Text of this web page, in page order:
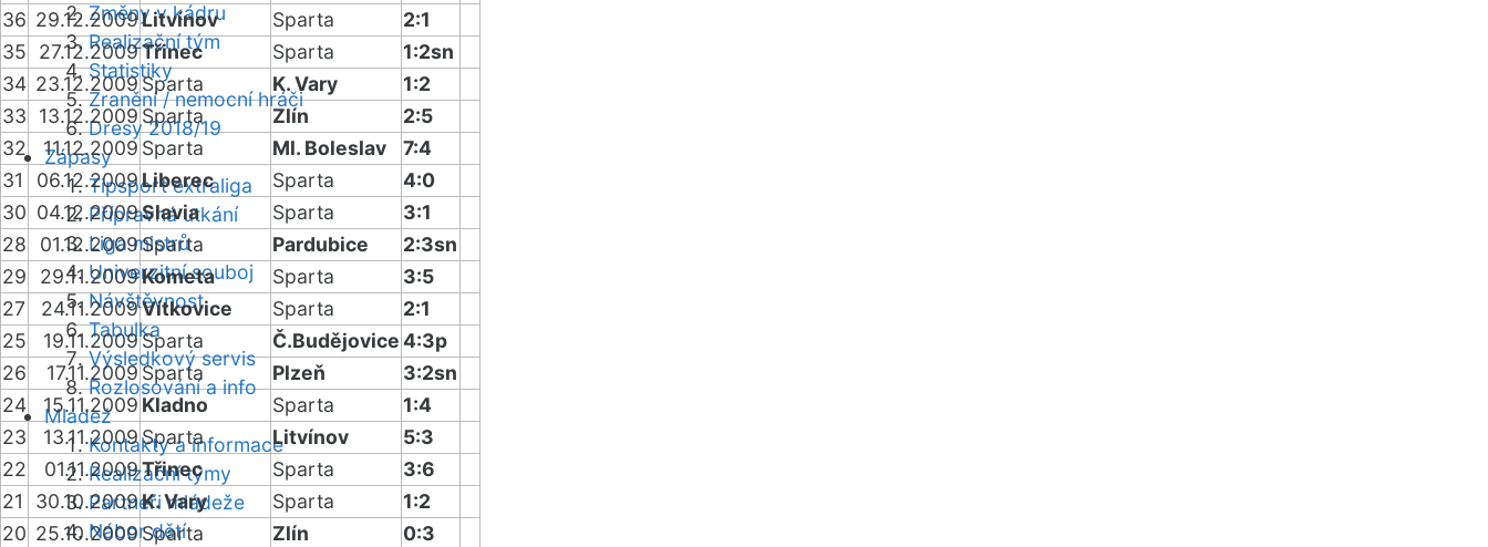
Změny v kádru
Realizační tým
Statistiky
Zranění / nemocní hráči
Dresy 2018/19
Zápasy
Tipsport extraliga
Přípravná utkání
Liga mistrů
Univerzitní souboj
Návštěvnost
Tabulka
Výsledkový servis
Rozlosování a info
Mládež
Kontakty a informace
Realizační týmy
Partneři mládeže
Nábor dětí
36 29.12.2009Litvínov Sparta
2:1
35
27.12.2009Třinec Sparta
1:2sn
34 23.12.2009Sparta K. Vary
1:2
33
13.12.2009 Sparta Zlín
2:5
32
11.12.2009 Sparta Ml. Boleslav
7:4
31
06.12.2009Liberec Sparta
4:0
30 04.12.2009Slavia Sparta
3:1
28
01.12.2009Sparta Pardubice
2:3sn
29
29.11.2009Kometa Sparta
3:5
27
24.11.2009Vítkovice Sparta
2:1
25
19.11.2009 Sparta Č.Budějovice4:3p
26
17.11.2009Sparta Plzeň
3:2sn
24
15.11.2009 Kladno Sparta
1:4
23
13.11.2009Sparta Litvínov
5:3
22
01.11.2009Třinec Sparta
3:6
21
30.10.2009K. Vary Sparta
1:2
20 25.10.2009Sparta Zlín
0:3